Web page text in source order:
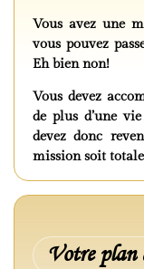
Vous avez une
vous pouvez
Eh bien non!
Vous devez
de plus d’une
devez donc
mission soit
Votre plan